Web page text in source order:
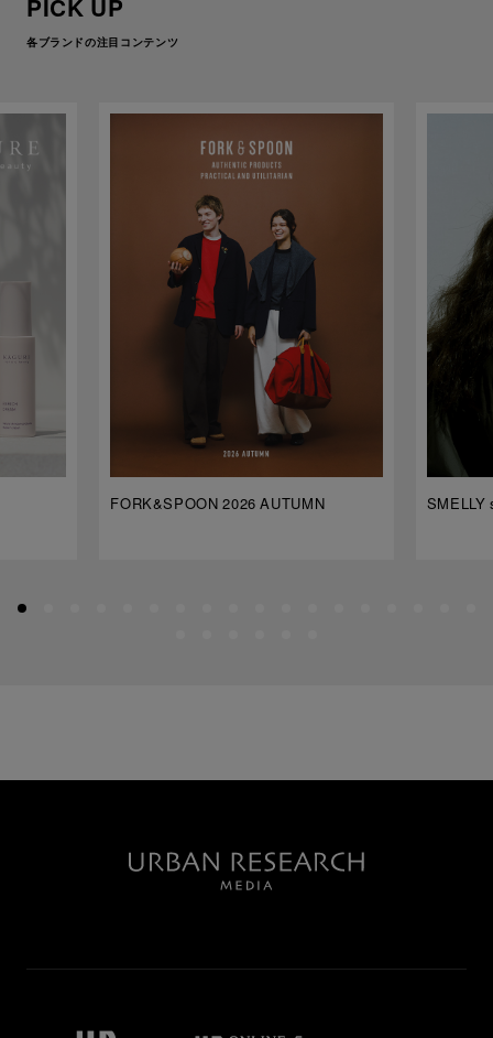
PICK UP
各ブランドの注目コンテンツ
FORK&SPOON 2026 AUTUMN SMELLY